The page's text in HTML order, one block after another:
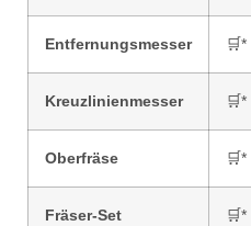
Entfernungsmesser 🛒*
Kreuzlinienmesser 🛒*
Oberfräse 🛒*
Fräser-Set 🛒*